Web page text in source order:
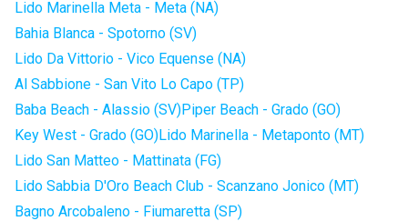
Lido Marinella Meta - Meta (NA)
Bahia Blanca - Spotorno (SV)
Lido Da Vittorio - Vico Equense (NA)
Al Sabbione - San Vito Lo Capo (TP)
Baba Beach - Alassio (SV)Piper Beach - Grado (GO)
Key West - Grado (GO)Lido Marinella - Metaponto (MT)
Lido San Matteo - Mattinata (FG)
Lido Sabbia D'Oro Beach Club - Scanzano Jonico (MT)
Bagno Arcobaleno - Fiumaretta (SP)